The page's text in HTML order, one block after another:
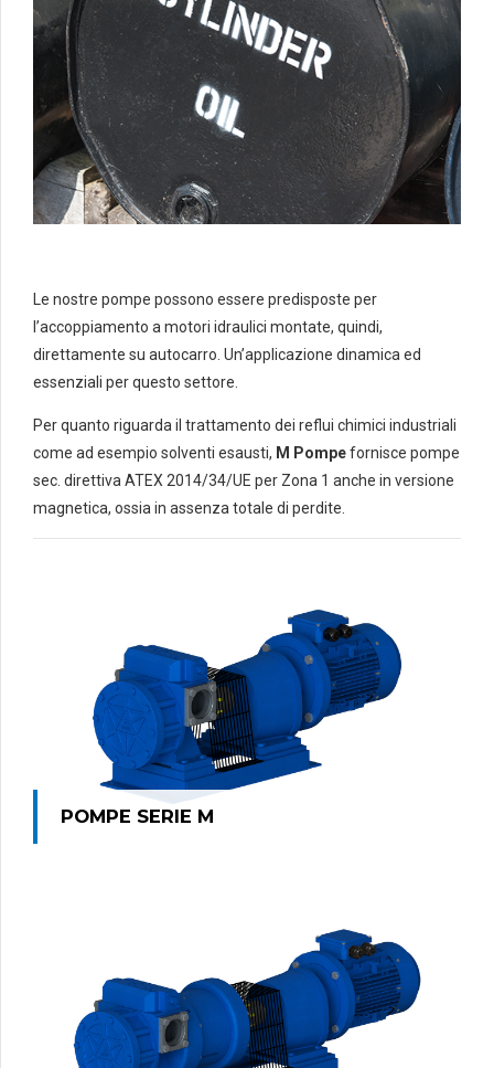
Le nostre pompe possono essere predisposte per
l’accoppiamento a motori idraulici montate, quindi,
direttamente su autocarro. Un’applicazione dinamica ed
essenziali per questo settore.
Per quanto riguarda il trattamento dei reflui chimici industriali
come ad esempio solventi esausti, M Pompefornisce pompe
sec. direttiva ATEX 2014/34/UE per Zona 1 anche in versione
magnetica, ossia in assenza totale di perdite.
POMPE SERIE M